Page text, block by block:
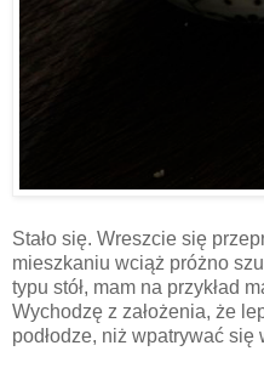
Stało się. Wreszcie się
mieszkaniu wciąż próżno
typu stół, mam na przykład
Wychodzę z założenia, że
podłodze, niż wpatrywać